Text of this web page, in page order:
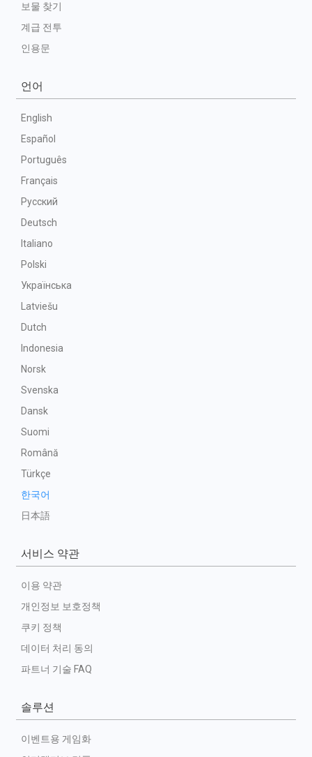
보물 찾기
계급 전투
인용문
언어
English
Español
Português
Français
Русский
Deutsch
Italiano
Polski
Українська
Latviešu
Dutch
Indonesia
Norsk
Svenska
Dansk
Suomi
Română
Türkçe
한국어
日本語
서비스 약관
이용 약관
개인정보 보호정책
쿠키 정책
데이터 처리 동의
파트너 기술 FAQ
솔루션
이벤트용 게임화